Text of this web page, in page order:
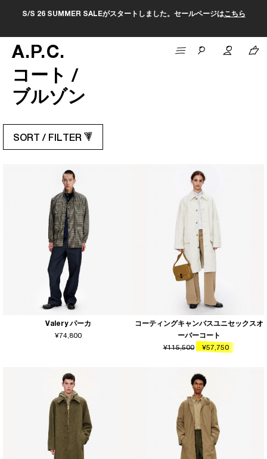
S/S 26 SUMMER SALEがスタートしました。セールページはこちら
A.P.C.
コート /
ブルゾン
SORT / FILTER
Valery パーカ
¥74,800
コーティングキャンバスユニセックスオ
ーバーコート
¥115,500
¥57,750